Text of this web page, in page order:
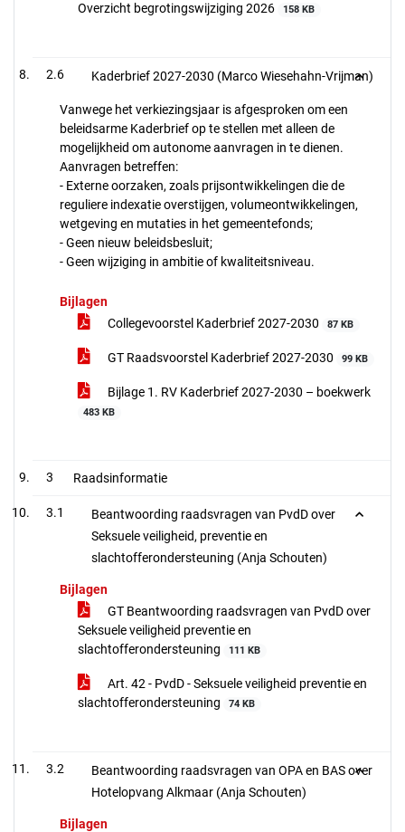
Overzicht begrotingswijziging 2026
158 KB
2.6 Kaderbrief 2027-2030 (Marco Wiesehahn-Vrijman)
Vanwege het verkiezingsjaar is afgesproken om een
beleidsarme Kaderbrief op te stellen met alleen de
mogelijkheid om autonome aanvragen in te dienen.
Aanvragen betreffen:
- Externe oorzaken, zoals prijsontwikkelingen die de
reguliere indexatie overstijgen, volumeontwikkelingen,
wetgeving en mutaties in het gemeentefonds;
- Geen nieuw beleidsbesluit;
- Geen wijziging in ambitie of kwaliteitsniveau.
Bijlagen
Collegevoorstel Kaderbrief 2027-2030
87 KB
GT Raadsvoorstel Kaderbrief 2027-2030 99 KB
Bijlage 1. RV Kaderbrief 2027-2030 – boekwerk
483 KB
3 Raadsinformatie
3.1
Beantwoording raadsvragen van PvdD over
Seksuele veiligheid, preventie en
slachtofferondersteuning (Anja Schouten)
Bijlagen
GT Beantwoording raadsvragen van PvdD over
Seksuele veiligheid preventie en
slachtofferondersteuning
111 KB
Art. 42 - PvdD - Seksuele veiligheid preventie en
slachtofferondersteuning
74 KB
3.2
Beantwoording raadsvragen van OPA en BAS over
Hotelopvang Alkmaar (Anja Schouten)
Bijlagen